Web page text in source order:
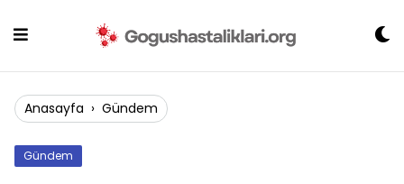
Anasayfa › Gündem
Gündem